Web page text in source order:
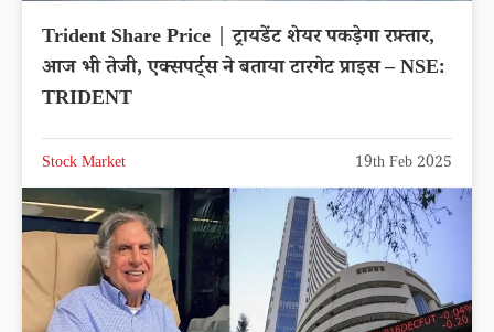
Trident Share Price | ट्रायडेंट शेयर पकड़ेगा रफ़्तार,
आज भी तेजी, एक्सपर्ट्स ने बताया टारगेट प्राइस – NSE:
TRIDENT
Stock Market 19th Feb 2025